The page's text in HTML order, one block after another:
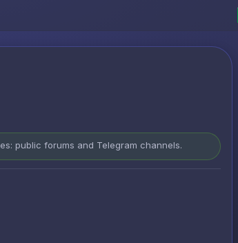
public forums and Telegram channels.